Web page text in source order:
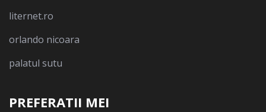
liternet.ro
orlando nicoara
palatul sutu
PREFERATII MEI